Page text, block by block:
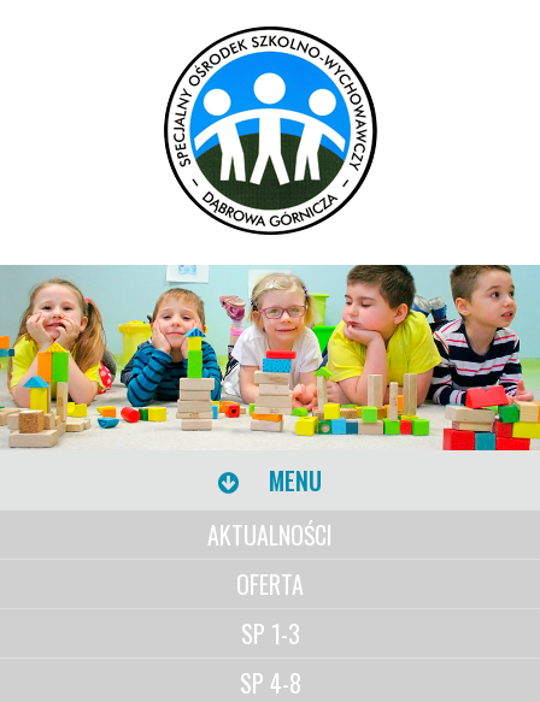
MENU
AKTUALNOŚCI
OFERTA
SP 1-3
SP 4-8